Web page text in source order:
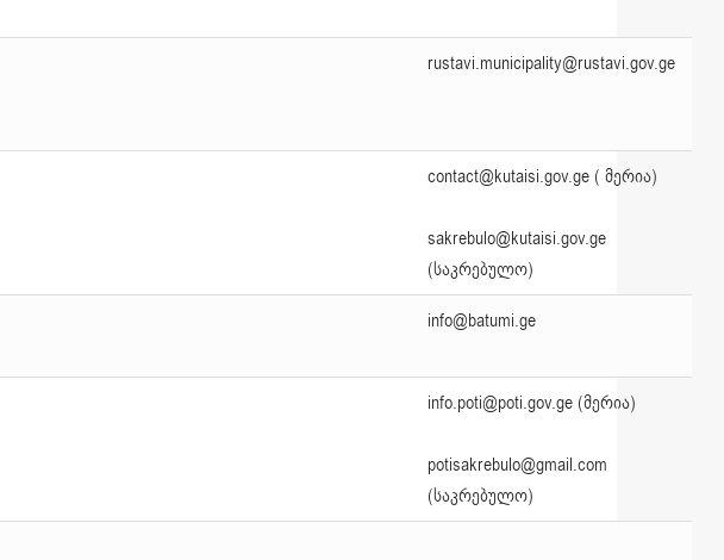
rustavi.municipality@rustavi.gov.ge
contact@kutaisi.gov.ge ( მერია)
sakrebulo@kutaisi.gov.ge
(საკრებულო)
info@batumi.ge
info.poti@poti.gov.ge (მერია)
potisakrebulo@gmail.com
(საკრებულო)